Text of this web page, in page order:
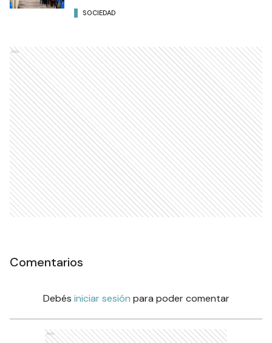
SOCIEDAD
Ads
Comentarios
Debés iniciar sesión para poder comentar
Ads